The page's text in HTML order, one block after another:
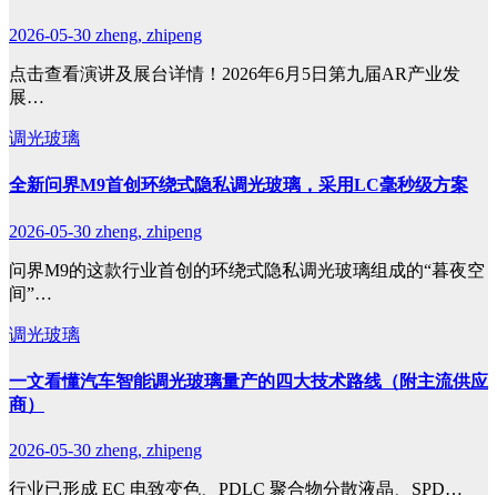
2026-05-30 zheng, zhipeng
点击查看演讲及展台详情！2026年6月5日第九届AR产业发
展…
调光玻璃
全新问界M9首创环绕式隐私调光玻璃，采用LC毫秒级方案
2026-05-30 zheng, zhipeng
问界M9的这款行业首创的环绕式隐私调光玻璃组成的“暮夜空
间”…
调光玻璃
一文看懂汽车智能调光玻璃量产的四大技术路线（附主流供应
商）
2026-05-30 zheng, zhipeng
行业已形成 EC 电致变色、PDLC 聚合物分散液晶、SPD…